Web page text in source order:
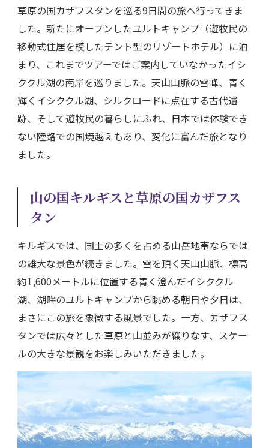
草原の国カザフスタンを巡る9日間の旅へ行ってきま
した。新たにオープンしたユルトキャンプ（遊牧民の
移動式住居を模したテント型のリゾートホテル）に泊
まり、これまでツアーではご案内していなかったイシ
ククル湖の南岸を巡りました。天山山脈の雪峰、青く
輝くイシククル湖、シルクロードに点在する古代遺
跡、そして遊牧民の暮らしにふれ、日本では体験でき
ない陸路での国境越えもあり、変化に富んだ旅となり
ました。
山の国キルギスと草原の国カザフス
タン
キルギスでは、国土の多くを占める山岳地帯ならでは
の雄大な景色が続きました。雪を頂く天山山脈、標高
約1,600メートルに位置する青く澄んだイシククル
湖、湖畔のユルトキャンプから眺める朝日や夕日は、
まさにこの旅を象徴する風景でした。一方、カザフス
タンでは広々とした草原と山並みが織りなす、スケー
ルの大きな景観をお楽しみいただきました。